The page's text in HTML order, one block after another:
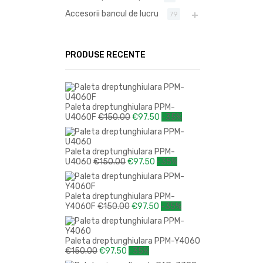
Accesorii bancul de lucru 79
PRODUSE RECENTE
Paleta dreptunghiulara PPM-
U4060F €150.00€97.50 -35%
Paleta dreptunghiulara PPM-
U4060 €150.00€97.50 -35%
Paleta dreptunghiulara PPM-
Y4060F €150.00€97.50 -35%
Paleta dreptunghiulara PPM-Y4060
€150.00€97.50 -35%